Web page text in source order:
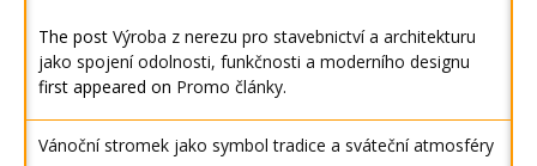
The post Výroba z nerezu pro stavebnictví a architekturu
jako spojení odolnosti, funkčnosti a moderního designu
first appeared on Promo články.
Vánoční stromek jako symbol tradice a sváteční atmosféry